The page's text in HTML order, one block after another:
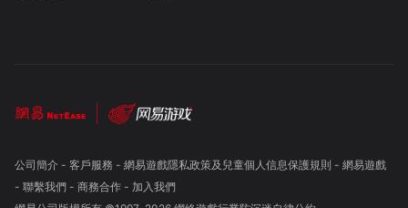
公司簡介- 客戶服務 - 網易遊戲隱私政策及兒童個人信息保護規則 - 網易遊戲
- 聯繫我們- 商務合作- 加入我們